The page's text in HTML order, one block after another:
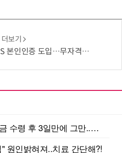
보기
인증 도입…무자격 라이더 차단